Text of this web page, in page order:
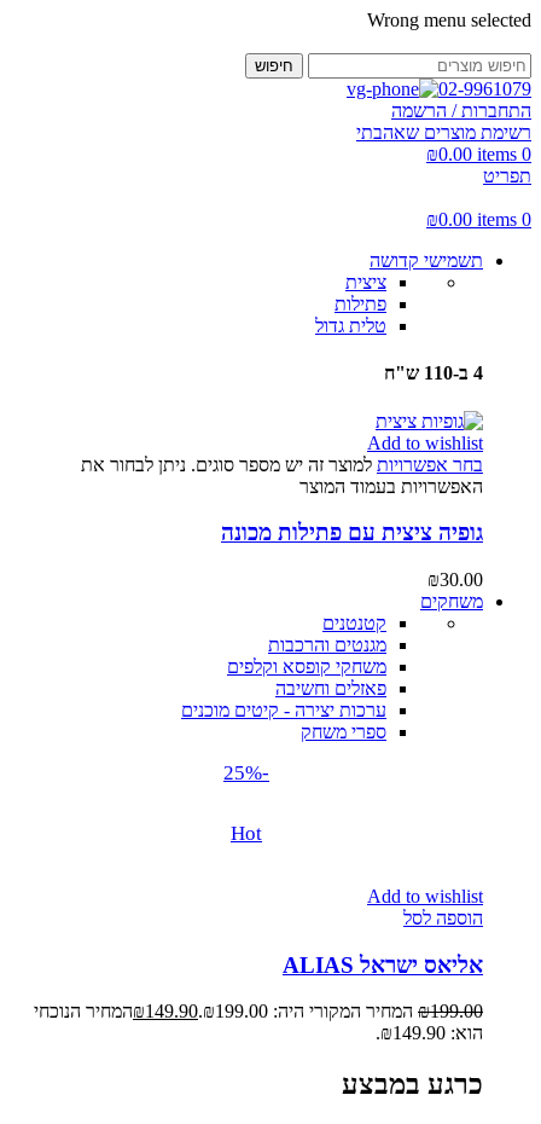
Wrong menu selected
חיפוש
02-9961079
התחברות / הרשמה
רשימת מוצרים שאהבתי
0
items
₪0.00
תפריט
0
items
₪0.00
תשמישי קדושה
ציצית
פתילות
טלית גדול
4 ב-110 ש"ח
Add to wishlist
בחר אפשרויות למוצר זה יש מספר סוגים. ניתן לבחור את
האפשרויות בעמוד המוצר
גופיה ציצית עם פתילות מכונה
₪30.00
משחקים
קטנטנים
מגנטים והרכבות
משחקי קופסא וקלפים
פאזלים וחשיבה
ערכות יצירה - קיטים מוכנים
ספרי משחק
-25%
Hot
Add to wishlist
הוספה לסל
אליאס ישראל ALIAS
₪199.00 המחיר המקורי היה: ₪199.00. ₪149.90
המחיר הנוכחי
הוא: ₪149.90.
כרגע במבצע